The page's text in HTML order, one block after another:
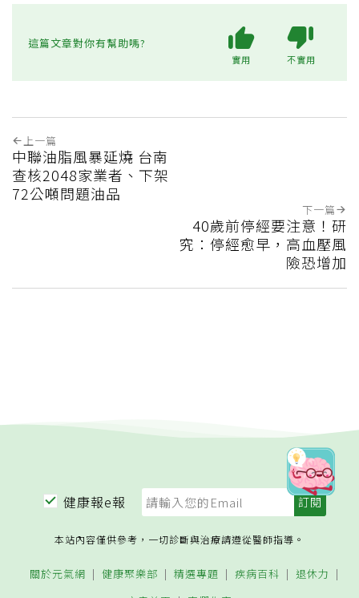
這篇文章對你有幫助嗎?
實用 不實用
上一篇
中聯油脂風暴延燒 台南
查核2048家業者、下架
72公噸問題油品
下一篇
40歲前停經要注意！研
究：停經愈早，高血壓風
險恐增加
健康報e報
本站內容僅供參考，一切診斷與治療請遵從醫師指導。
關於元氣網 健康聚樂部 精選專題 疾病百科
退休力